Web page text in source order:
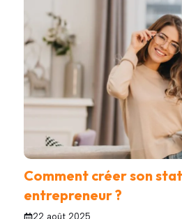
Comment créer son
entrepreneur ?
22 août 2025